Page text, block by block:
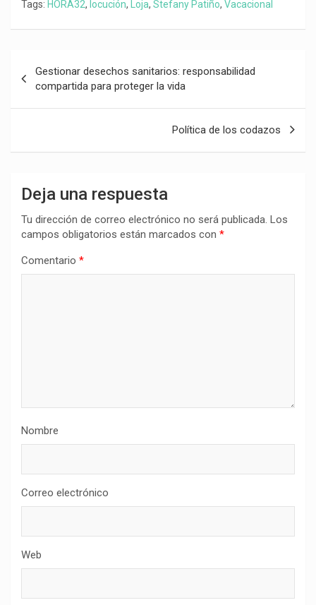
Tags: HORA32, locución, Loja, Stefany Patiño, Vacacional
de
entradas
Gestionar desechos sanitarios: responsabilidad
compartida para proteger la vida
Política de los codazos
Deja una respuesta
Tu dirección de correo electrónico no será publicada. Los
campos obligatorios están marcados con *
Comentario *
Nombre
Correo electrónico
Web